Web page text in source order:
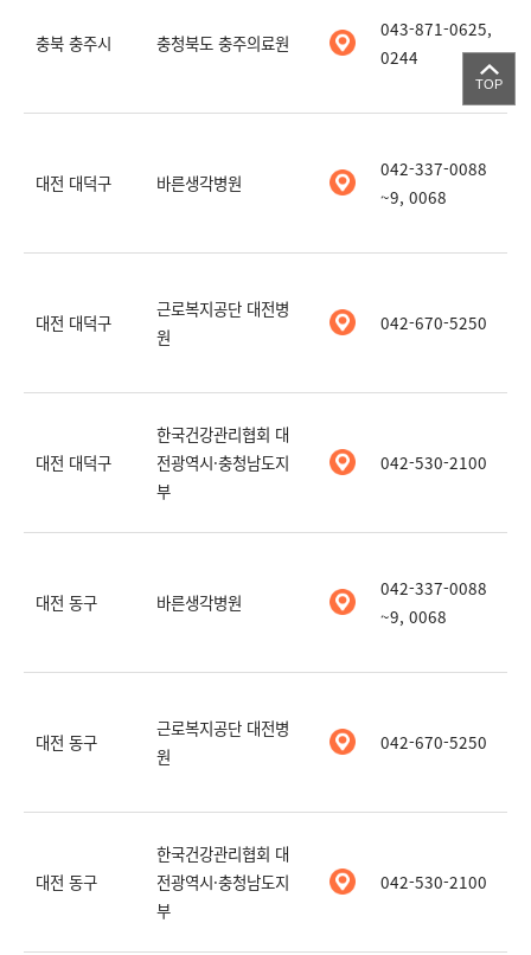
충북 충주시 충청북도 충주의료원
043-871-0625,
0244
대전 대덕구 바른생각병원
042-337-0088
~9, 0068
대전 대덕구
근로복지공단 대전병
원
042-670-5250
대전 대덕구
한국건강관리협회 대
전광역시·충청남도지
부
042-530-2100
대전 동구 바른생각병원
042-337-0088
~9, 0068
대전 동구
근로복지공단 대전병
원
042-670-5250
대전 동구
한국건강관리협회 대
전광역시·충청남도지
부
042-530-2100
TOP